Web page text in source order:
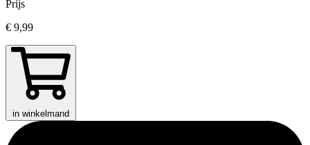
Prijs
€ 9,99
in winkelmand